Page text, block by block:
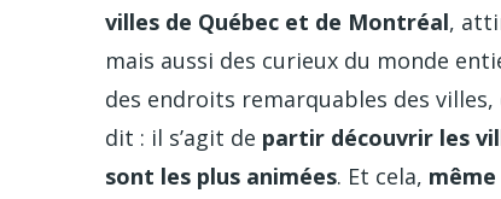
villes de Québec et de Montréal,
mais aussi des curieux du monde
des endroits remarquables des
dit : il s’agit de partir découvrir les
sont les plus animées. Et cela,